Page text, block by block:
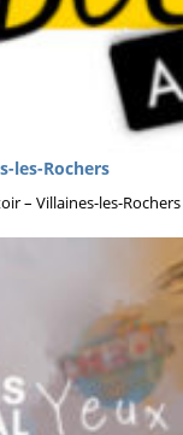
les-Rochers
– Villaines-les-Rochers